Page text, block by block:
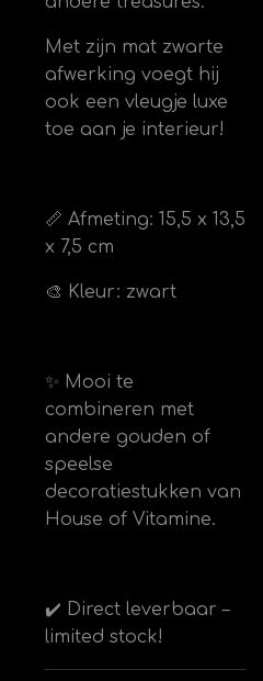
Met zijn mat zwarte
afwerking voegt hij
ook een vleugje luxe
toe aan je interieur!
📏 Afmeting: 15,5 x 13,5
x 7,5 cm
🎨 Kleur: zwart
✨ Mooi te
combineren met
andere gouden of
speelse
decoratiestukken van
House of Vitamine.
✔️ Direct leverbaar –
limited stock!